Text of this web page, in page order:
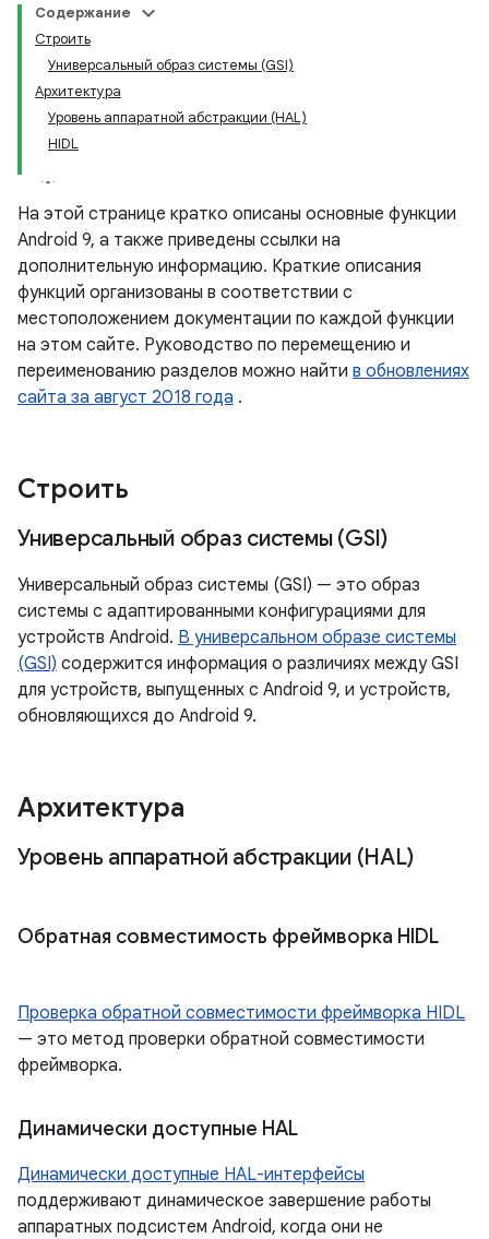
Содержание
Строить
Универсальный образ системы (GSI)
Архитектура
Уровень аппаратной абстракции (HAL)
HIDL
На этой странице кратко описаны основные функции
Android 9, а также приведены ссылки на
дополнительную информацию. Краткие описания
функций организованы в соответствии с
местоположением документации по каждой функции
на этом сайте. Руководство по перемещению и
переименованию разделов можно найти в обновлениях
сайта за август 2018 года .
Строить
Универсальный образ системы (GSI)
Универсальный образ системы (GSI) — это образ
системы с адаптированными конфигурациями для
устройств Android. В универсальном образе системы
(GSI) содержится информация о различиях между GSI
для устройств, выпущенных с Android 9, и устройств,
обновляющихся до Android 9.
Архитектура
Уровень аппаратной абстракции (HAL)
Обратная совместимость фреймворка HIDL
Проверка обратной совместимости фреймворка HIDL
— это метод проверки обратной совместимости
фреймворка.
Динамически доступные HAL
Динамически доступные HAL-интерфейсы
поддерживают динамическое завершение работы
аппаратных подсистем Android, когда они не